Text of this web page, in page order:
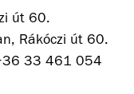
út 60.
Rákóczi út 60.
33 461 054